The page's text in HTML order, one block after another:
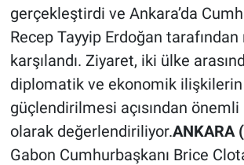
gerçekleştirdi ve Ankara’da
Recep Tayyip Erdoğan
karşılandı. Ziyaret, iki ülke
diplomatik ve ekonomik ilişkilerin
güçlendirilmesi açısından önemli
olarak değerlendiriliyor.ANKARA
Gabon Cumhurbaşkanı Brice